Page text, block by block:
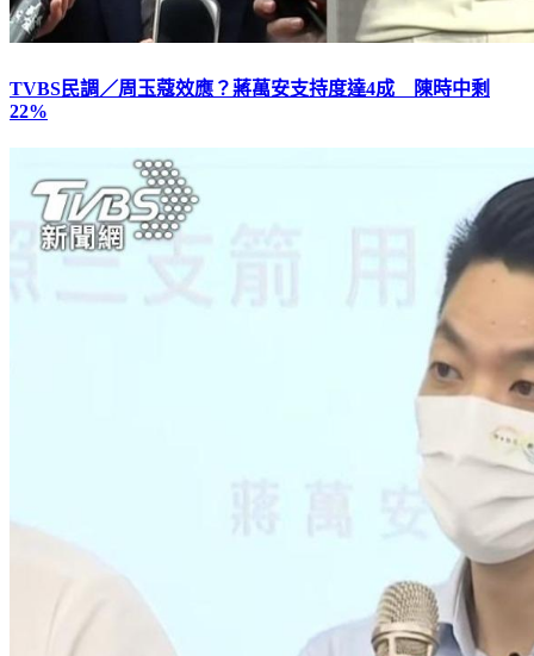
TVBS民調／周玉蔻效應？蔣萬安支持度達4成 陳時中剩
22%